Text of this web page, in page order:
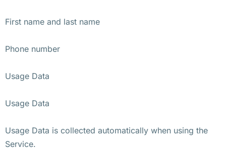
First name and last name
Phone number
Usage Data
Usage Data
Usage Data is collected automatically when using the
Service.